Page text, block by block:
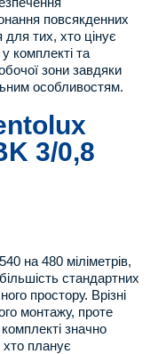
повсякденних
тих, хто цінує
комплекті та
зони завдяки
особливостям.
3/0,8
на 480 міліметрів,
стандартних
простору. Врізні
монтажу, проте
значно
планує